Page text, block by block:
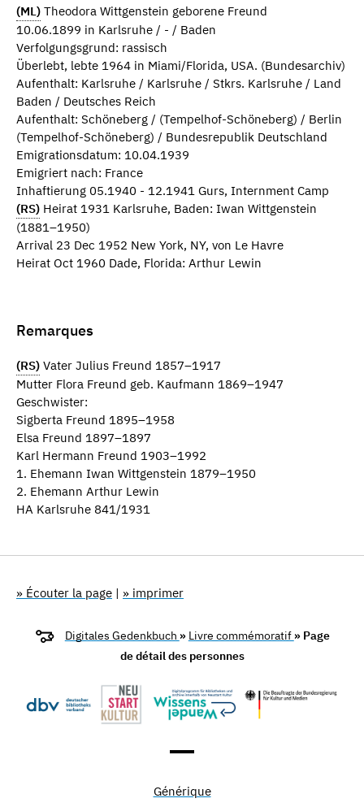
(ML) Theodora Wittgenstein geborene Freund
10.06.1899 in Karlsruhe / - / Baden
Verfolgungsgrund: rassisch
Überlebt, lebte 1964 in Miami/Florida, USA. (Bundesarchiv)
Aufenthalt: Karlsruhe / Karlsruhe / Stkrs. Karlsruhe / Land
Baden / Deutsches Reich
Aufenthalt: Schöneberg / (Tempelhof-Schöneberg) / Berlin
(Tempelhof-Schöneberg) / Bundesrepublik Deutschland
Emigrationsdatum: 10.04.1939
Emigriert nach: France
Inhaftierung 05.1940 - 12.1941 Gurs, Internment Camp
(RS) Heirat 1931 Karlsruhe, Baden: Iwan Wittgenstein
(1881–1950)
Arrival 23 Dec 1952 New York, NY, von Le Havre
Heirat Oct 1960 Dade, Florida: Arthur Lewin
Remarques
(RS) Vater Julius Freund 1857–1917
Mutter Flora Freund geb. Kaufmann 1869–1947
Geschwister:
Sigberta Freund 1895–1958
Elsa Freund 1897–1897
Karl Hermann Freund 1903–1992
1. Ehemann Iwan Wittgenstein 1879–1950
2. Ehemann Arthur Lewin
HA Karlsruhe 841/1931
» Écouter la page | » imprimer
Digitales Gedenkbuch » Livre commémoratif » Page
de détail des personnes
Générique